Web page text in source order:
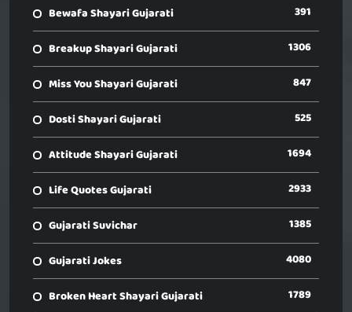
Bewafa Shayari Gujarati 391
Breakup Shayari Gujarati 1306
Miss You Shayari Gujarati 847
Dosti Shayari Gujarati 525
Attitude Shayari Gujarati 1694
Life Quotes Gujarati 2933
Gujarati Suvichar 1385
Gujarati Jokes 4080
Broken Heart Shayari Gujarati 1789